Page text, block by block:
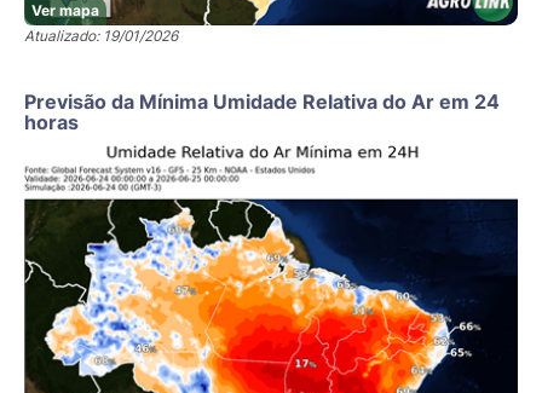
Ver mapa
Atualizado: 19/01/2026
Previsão da Mínima Umidade Relativa do Ar em 24
horas